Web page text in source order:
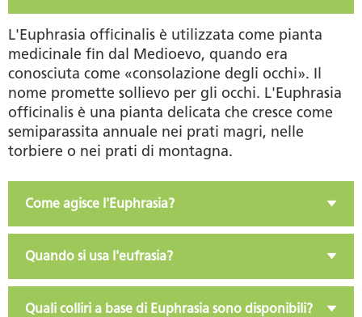
L'Euphrasia officinalis è utilizzata come pianta
medicinale fin dal Medioevo, quando era
conosciuta come «consolazione degli occhi». Il
nome promette sollievo per gli occhi. L'Euphrasia
officinalis è una pianta delicata che cresce come
semiparassita annuale nei prati magri, nelle
torbiere o nei prati di montagna.
Come agisce l'Euphrasia?
Quando si usa l'eufrasia?
Quali colliri a base di Euphrasia sono disponibili?